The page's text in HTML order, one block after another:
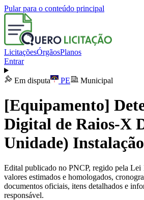
Pular para o conteúdo principal
LicitaçõesÓrgãosPlanos
Entrar
Em disputa PE Municipal
[Equipamento]
Digital de Raios-X
Unidade)
Edital publicado no PNCP, regido pela Lei
valores estimados e homologados,
documentos oficiais, itens detalhados e
responsável.